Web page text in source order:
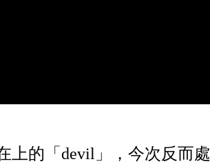
上的「devil」，今次反而處